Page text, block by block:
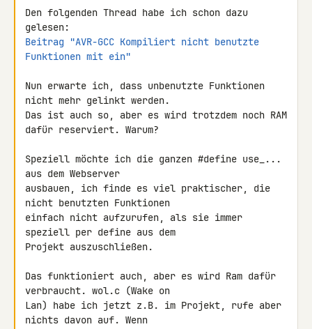
Den folgenden Thread habe ich schon dazu
Beitrag "AVR-GCC Kompiliert nicht benutzte
Funktionen mit ein"
Nun erwarte ich, dass unbenutzte Funktionen
nicht mehr gelinkt werden.
Das ist auch so, aber es wird trotzdem noch RAM
dafür reserviert. Warum?
Speziell möchte ich die ganzen #define use_...
aus dem Webserver
ausbauen, ich finde es viel praktischer, die
nicht benutzten Funktionen
einfach nicht aufzurufen, als sie immer
speziell per define aus dem
Projekt auszuschließen.
Das funktioniert auch, aber es wird Ram dafür
verbraucht. wol.c (Wake on
Lan) habe ich jetzt z.B. im Projekt, rufe aber
nichts davon auf. Wenn